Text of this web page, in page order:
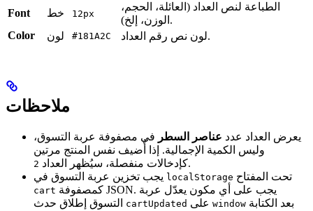
Font
خط 12px
الطباعة لنص العداد (العائلة، الحجم،
الوزن، إلخ).
Color
لون #181A2C لون نص رقم العداد.
ملاحظات
يعرض العداد عدد عناصر السطر في مصفوفة عربة التسوق،
وليس الكمية الإجمالية. إذا أُضيف نفس المنتج مرتين
كإدخالات منفصلة، سيُظهر العداد 2
.
localStorage تحت المفتاح
cart
cartUpdated window